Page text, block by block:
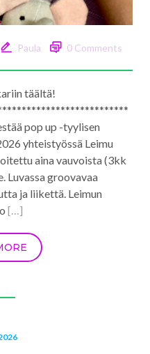
Paula 0 Comments
täältä!
pop up -tyylisen
yhteistyössä Leimu
aina vauvoista (3kk
Luvassa groovavaa
ja liikettä. Leimun
[…]